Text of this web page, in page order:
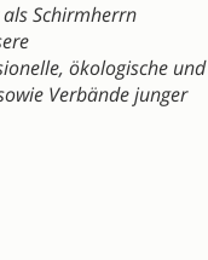
Schirmherrn
ökologische und
Verbände junger